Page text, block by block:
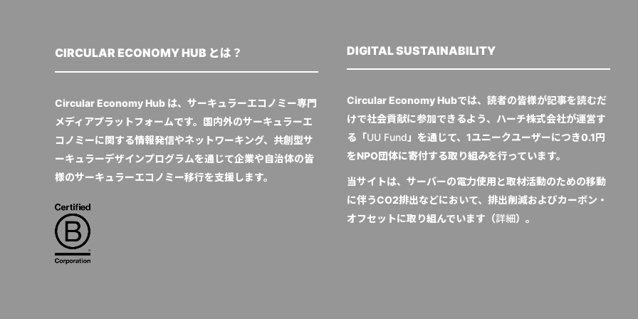
CIRCULAR ECONOMY HUB とは？
Circular Economy Hub は、サーキュラーエコノミー専門
メディアプラットフォームです。国内外のサーキュラーエ
コノミーに関する情報発信やネットワーキング、共創型サ
ーキュラーデザインプログラムを通じて企業や自治体の皆
様のサーキュラーエコノミー移行を支援します。
DIGITAL SUSTAINABILITY
Circular Economy Hubでは、読者の皆様が記事を読むだ
けで社会貢献に参加できるよう、ハーチ株式会社が運営す
る「UU Fund」を通じて、1ユニークユーザーにつき0.1円
をNPO団体に寄付する取り組みを行っています。
当サイトは、サーバーの電力使用と取材活動のための移動
に伴うCO2排出などにおいて、排出削減およびカーボン・
オフセットに取り組んでいます（詳細）。